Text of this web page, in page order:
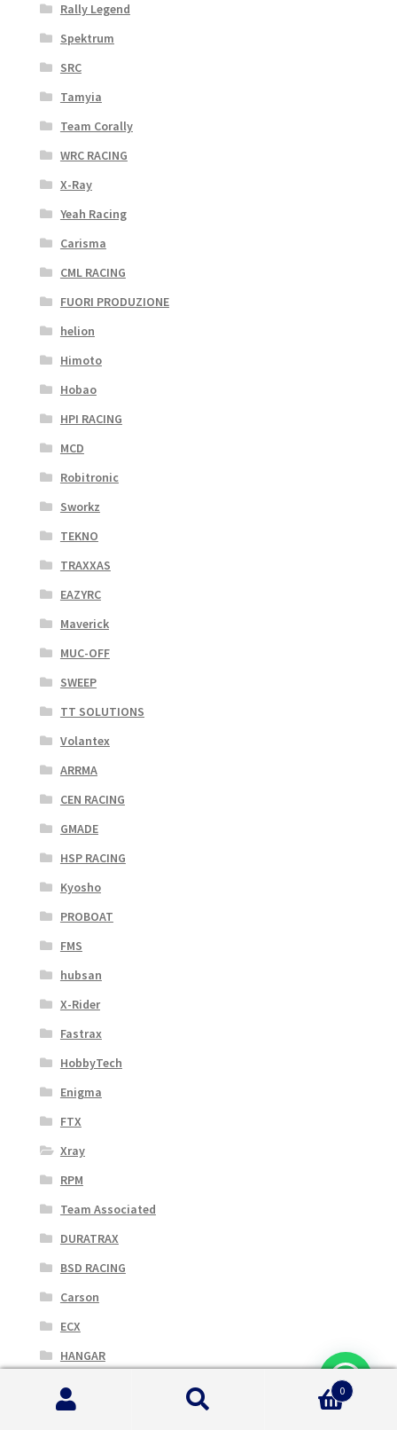
Rally Legend
Spektrum
SRC
Tamyia
Team Corally
WRC RACING
X-Ray
Yeah Racing
Carisma
CML RACING
FUORI PRODUZIONE
helion
Himoto
Hobao
HPI RACING
MCD
Robitronic
Sworkz
TEKNO
TRAXXAS
EAZYRC
Maverick
MUC-OFF
SWEEP
TT SOLUTIONS
Volantex
ARRMA
CEN RACING
GMADE
HSP RACING
Kyosho
PROBOAT
FMS
hubsan
X-Rider
Fastrax
HobbyTech
Enigma
FTX
Xray
RPM
Team Associated
DURATRAX
BSD RACING
Carson
ECX
HANGAR
Huina
MUGEN
0